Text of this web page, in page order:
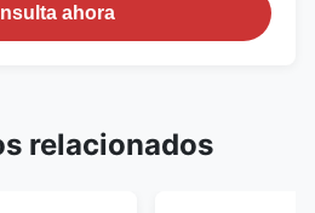
ahora
relacionados